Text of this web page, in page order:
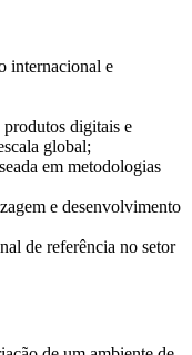
internacional e
digitais e
global;
em metodologias
e desenvolvimento
de referência no setor